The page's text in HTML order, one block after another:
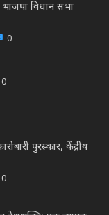
विधान सभा
0
0
पुरस्कार, केंद्रीय
0